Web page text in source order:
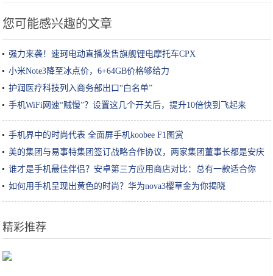
您可能感兴趣的文章
强力来袭！速珂电动直播发售旗舰锂电摩托车CPX
小米Note3降至冰点价，6+64GB价格够给力
护润医疗科技列入商务部出口“白名单”
手机WiFi网速“贼慢”？设置这几个开关后，提升10倍快到飞起来
手机界中的时尚代表 全面屏手机koobee F1图赏
美的集团与易事特集团签订战略合作协议，两家集团董事长都是安庆
人
谁才是手机最佳伴侣？安卓第三方应用商店对比：总有一款适合你
如何用手机呈现出黄色的时尚？华为nova3樱草金为你揭晓
精彩推荐
女性护肤的常识干货，你做正确了几条呢？收藏丨教你做个精致女孩